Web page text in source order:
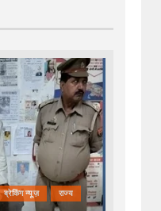
ब्रेकिंग न्यूज़ राज्य